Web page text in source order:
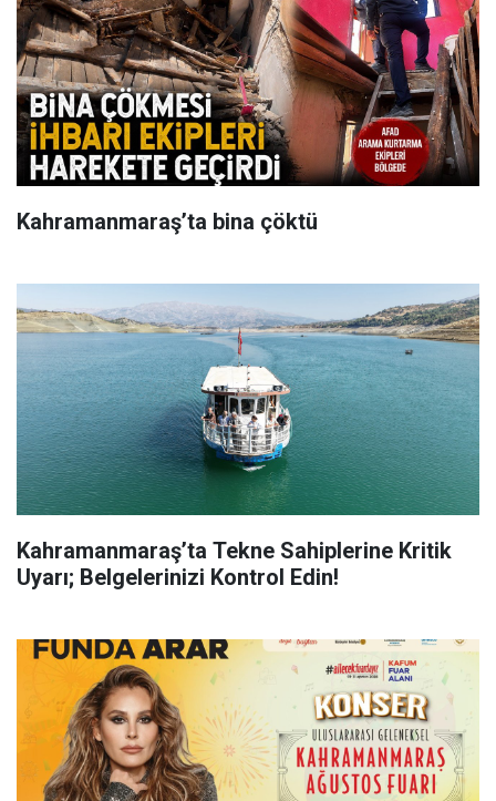
Kahramanmaraş’ta bina çöktü
Kahramanmaraş’ta Tekne Sahiplerine Kritik
Uyarı; Belgelerinizi Kontrol Edin!